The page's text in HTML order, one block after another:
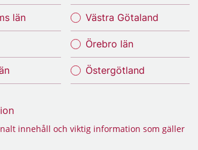
län Västra Götaland
Örebro län
Östergötland
innehåll och viktig information som gäller